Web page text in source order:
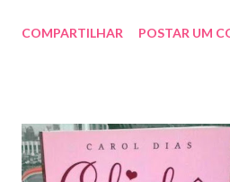
romance da Saga Trono de Vidro
todos meio atordoados com tudo que
principalmente, descobriram sobre o
COMPARTILHAR POSTAR UM